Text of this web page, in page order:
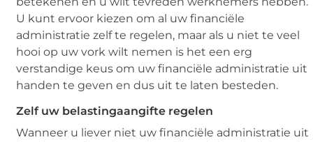
U kunt ervoor kiezen om al uw financiële
administratie zelf te regelen, maar als u niet te veel
hooi op uw vork wilt nemen is het een erg
verstandige keus om uw financiële administratie uit
handen te geven en dus uit te laten besteden.
Zelf uw belastingaangifte regelen
Wanneer u liever niet uw financiële administratie uit